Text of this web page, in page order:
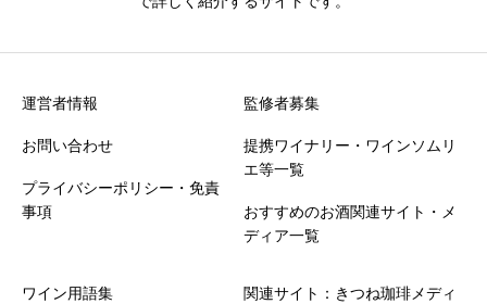
運営者情報
お問い合わせ
プライバシーポリシー・免責
事項
監修者募集
提携ワイナリー・ワインソムリ
エ等一覧
おすすめのお酒関連サイト・メ
ディア一覧
ワイン用語集
関連サイト：きつね珈琲メディ